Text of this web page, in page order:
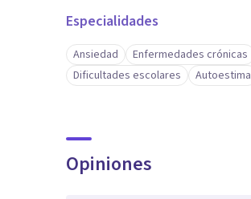
Especialidades
Ansiedad Enfermedades crónicas
Dificultades escolares
Autoestima
Opiniones